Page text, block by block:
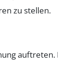
zu stellen.
auftreten.